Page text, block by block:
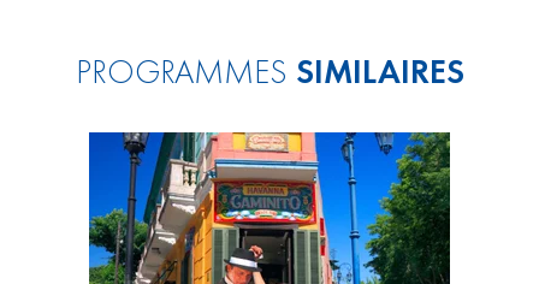
PROGRAMMES SIMILAIRES